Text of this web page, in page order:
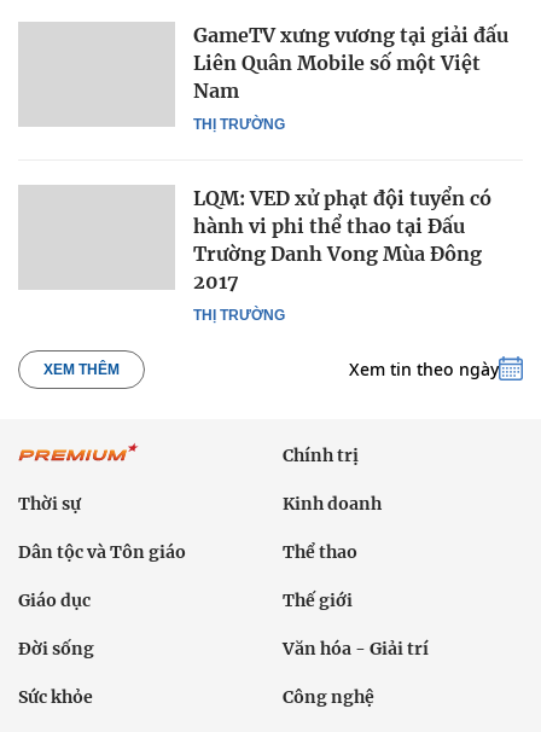
THỊ TRƯỜNG
GameTV xưng vương tại giải đấu
Liên Quân Mobile số một Việt
Nam
THỊ TRƯỜNG
LQM: VED xử phạt đội tuyển có
hành vi phi thể thao tại Đấu
Trường Danh Vong Mùa Đông
2017
XEM THÊM Xem tin theo ngày
Chính trị
Thời sự Kinh doanh
Dân tộc và Tôn giáo Thể thao
Giáo dục Thế giới
Đời sống Văn hóa - Giải trí
Sức khỏe Công nghệ